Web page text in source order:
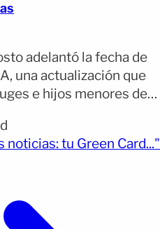
adelantó la fecha de
una actualización que
e hijos menores de
Sin embargo, el
los países y México
noticias: tu Green Card..."